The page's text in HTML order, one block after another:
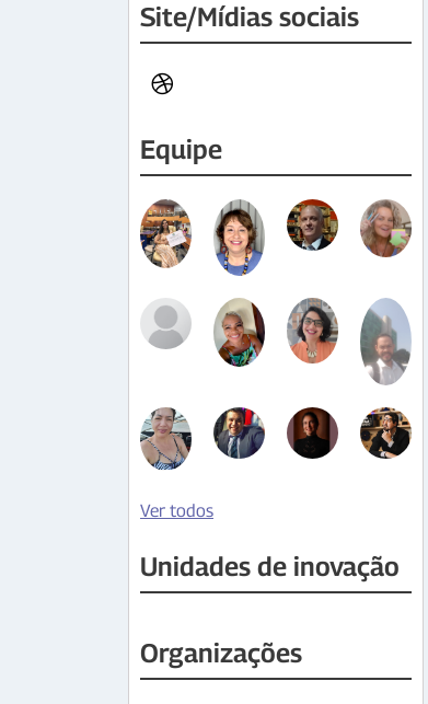
Site/Mídias sociais
Equipe
Ver todos
Unidades de inovação
Organizações